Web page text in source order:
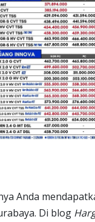
Anda
Di blog